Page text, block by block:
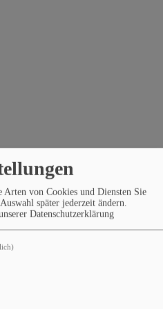
von Planung bis
Code-Überprüfung und -
Arten von Cookies und Diensten Sie
später jederzeit ändern.
Datenschutzerklärung